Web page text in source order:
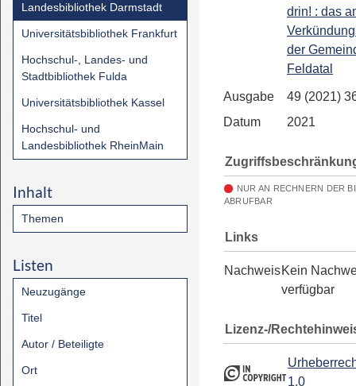
Landesbibliothek Darmstadt
Universitätsbibliothek Frankfurt
Hochschul-, Landes- und
Stadtbibliothek Fulda
Universitätsbibliothek Kassel
Hochschul- und
Landesbibliothek RheinMain
Inhalt
Themen
Listen
Neuzugänge
Titel
Autor / Beteiligte
Ort
drin! : das
der
Feldatal
Ausgabe
49 (2021)
Datum
2021
NUR AN RECHNERN DER
ABRUFBAR
Links
NachweisKein
verfügbar
Lizenz-/
1.0